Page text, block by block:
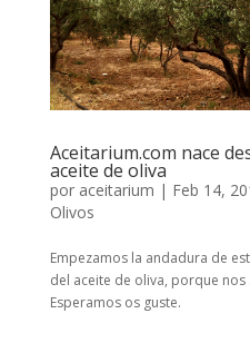
Aceitarium.com nace
aceite de oliva
por aceitarium | Feb 14,
Olivos
Empezamos la andadura de
del aceite de oliva, porque
Esperamos os guste.